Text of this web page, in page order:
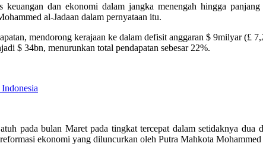
dan ekonomi dalam jangka menengah hingga
al-Jadaan dalam pernyataan itu.
mendorong kerajaan ke dalam defisit anggaran $ 9milyar (£
$ 34bn, menurunkan total pendapatan sebesar 22%.
pada bulan Maret pada tingkat tercepat dalam setidaknya
ekonomi yang diluncurkan oleh Putra Mahkota